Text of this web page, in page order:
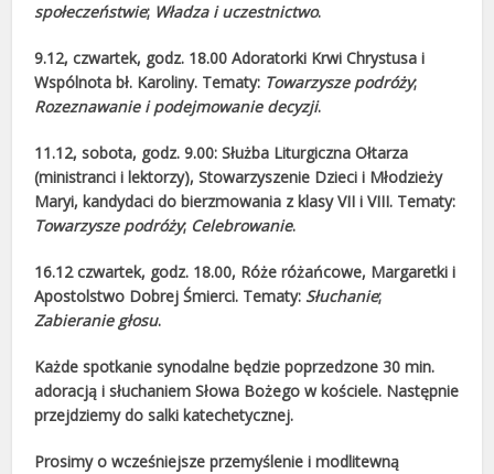
społeczeństwie; Władza i uczestnictwo.
9.12, czwartek, godz. 18.00 Adoratorki Krwi Chrystusa i
Wspólnota bł. Karoliny. Tematy: Towarzysze podróży;
Rozeznawanie i podejmowanie decyzji.
11.12, sobota, godz. 9.00: Służba Liturgiczna Ołtarza
(ministranci i lektorzy), Stowarzyszenie Dzieci i Młodzieży
Maryi, kandydaci do bierzmowania z klasy VII i VIII. Tematy:
Towarzysze podróży; Celebrowanie.
16.12 czwartek, godz. 18.00, Róże różańcowe, Margaretki i
Apostolstwo Dobrej Śmierci. Tematy: Słuchanie;
Zabieranie głosu.
Każde spotkanie synodalne będzie poprzedzone 30 min.
adoracją i słuchaniem Słowa Bożego w kościele. Następnie
przejdziemy do salki katechetycznej.
Prosimy o wcześniejsze przemyślenie i modlitewną